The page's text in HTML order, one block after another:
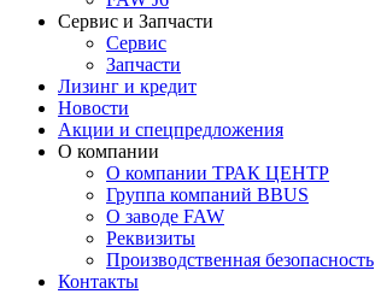
Сервис и Запчасти
Сервис
Запчасти
Лизинг и кредит
Новости
Акции и спецпредложения
О компании
О компании ТРАК ЦЕНТР
Группа компаний BBUS
О заводе FAW
Реквизиты
Производственная безопасность
Контакты